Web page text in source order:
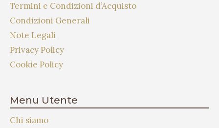
Termini e Condizioni d’Acquisto
Condizioni Generali
Note Legali
Privacy Policy
Cookie Policy
Menu Utente
Chi siamo